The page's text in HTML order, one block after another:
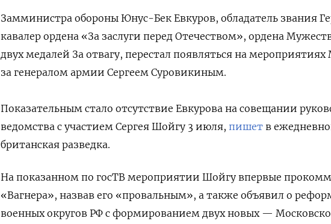
Замминистра обороны Юнус-Бек Евкуров, обладатель звания
кавалер ордена «За заслуги перед Отечеством», ордена
двух медалей За отвагу, перестал появляться на
за генералом армии Сергеем Суровикиным.
Показательным стало отсутствие Евкурова на совещании
ведомства с участием Сергея Шойгу 3 июля, пишет в
британская разведка.
На показанном по госТВ мероприятии Шойгу впервые
«Вагнера», назвав его «провальным», а также объявил о
военных округов РФ с формированием двух новых —